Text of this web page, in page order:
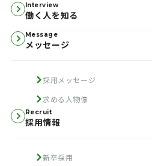
Interview
働く人を知る
Message
メッセージ
採用メッセージ
求める人物像
Recruit
採用情報
新卒採用